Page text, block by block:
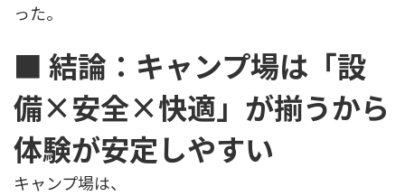
った。
■ 結論：キャンプ場は「設
備×安全×快適」が揃うから
体験が安定しやすい
キャンプ場は、